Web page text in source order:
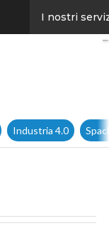
I nostri
Industria 4.0